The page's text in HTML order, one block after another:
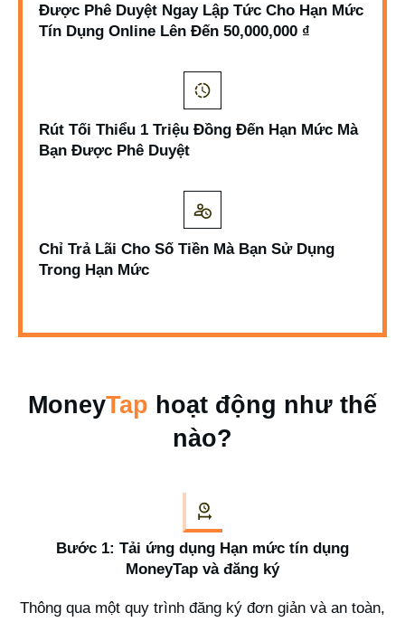
Được Phê Duyệt Ngay Lập Tức Cho Hạn Mức
Tín Dụng Online Lên Đến 50,000,000 ₫
Rút Tối Thiểu 1 Triệu Đồng Đến Hạn Mức Mà
Bạn Được Phê Duyệt
Chỉ Trả Lãi Cho Số Tiền Mà Bạn Sử Dụng
Trong Hạn Mức
MoneyTap hoạt động như thế
nào?
Bước 1: Tải ứng dụng Hạn mức tín dụng
MoneyTap và đăng ký
Thông qua một quy trình đăng ký đơn giản và an toàn,